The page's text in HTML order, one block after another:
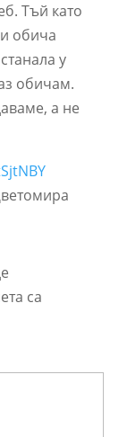
Тъй като
обича
у
обичам.
а не
са